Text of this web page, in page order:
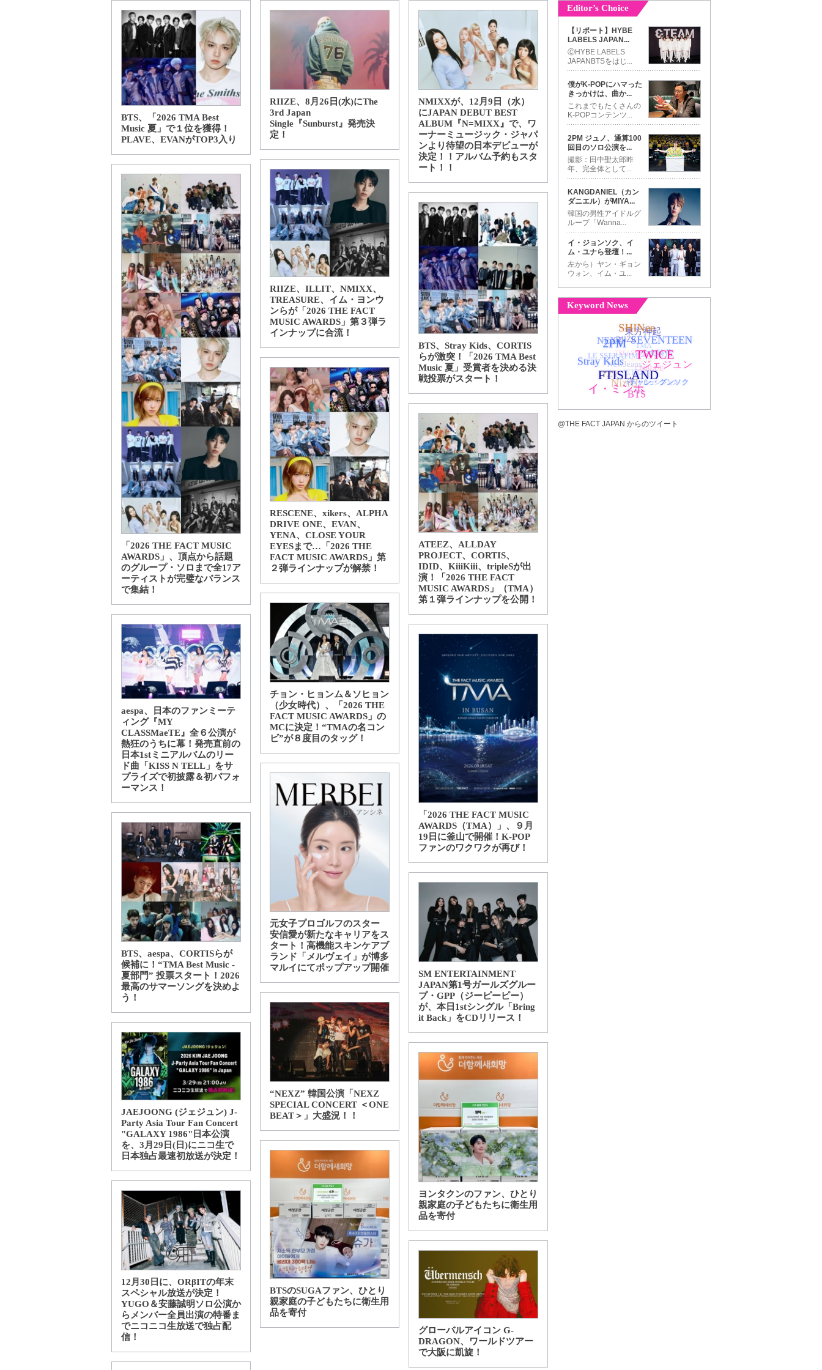
BTS、「2026 TMA Best
Music 夏」で１位を獲得！
PLAVE、EVANがTOP3入り
「2026 THE FACT MUSIC
AWARDS」、頂点から話題
のグループ・ソロまで全17ア
ーティストが完璧なバランス
で集結！
aespa、日本のファンミーテ
ィング『MY
CLASSMaeTE』全６公演が
熱狂のうちに幕！発売直前の
日本1stミニアルバムのリー
ド曲「KISS N TELL」をサ
プライズで初披露＆初パフォ
ーマンス！
BTS、aespa、CORTISらが
候補に！“TMA Best Music -
夏部門” 投票スタート！2026
最高のサマーソングを決めよ
う！
JAEJOONG (ジェジュン) J-
Party Asia Tour Fan Concert
"GALAXY 1986"日本公演
を、3月29日(日)にニコ生で
日本独占最速初放送が決定！
12月30日に、ORβITの年末
スペシャル放送が決定！
YUGO＆安藤誠明ソロ公演か
らメンバー全員出演の特番ま
でニコニコ生放送で独占配
信！
RIIZE、8月26日(水)にThe
3rd Japan
Single『Sunburst』発売決
定！
RIIZE、ILLIT、NMIXX、
TREASURE、イム・ヨンウ
ンらが「2026 THE FACT
MUSIC AWARDS」第３弾ラ
インナップに合流！
RESCENE、xikers、ALPHA
DRIVE ONE、EVAN、
YENA、CLOSE YOUR
EYESまで…「2026 THE
FACT MUSIC AWARDS」第
２弾ラインナップが解禁！
チョン・ヒョンム＆ソヒョン
（少女時代）、「2026 THE
FACT MUSIC AWARDS」の
MCに決定！“TMAの名コン
ビ”が８度目のタッグ！
元女子プロゴルフのスター
安信愛が新たなキャリアをス
タート！高機能スキンケアブ
ランド「メルヴェイ」が博多
マルイにてポップアップ開催
“NEXZ” 韓国公演「NEXZ
SPECIAL CONCERT ＜ONE
BEAT＞」大盛況！！
BTSのSUGAファン、ひとり
親家庭の子どもたちに衛生用
品を寄付
NMIXXが、12月9日（水）
にJAPAN DEBUT BEST
ALBUM『N=MIXX』で、ワ
ーナーミュージック・ジャパ
ンより待望の日本デビューが
決定！！アルバム予約もスタ
ート！！
BTS、Stray Kids、CORTIS
らが激突！「2026 TMA Best
Music 夏」受賞者を決める決
戦投票がスタート！
ATEEZ、ALLDAY
PROJECT、CORTIS、
IDID、KiiiKiii、tripleSが出
演！「2026 THE FACT
MUSIC AWARDS」（TMA）
第１弾ラインナップを公開！
「2026 THE FACT MUSIC
AWARDS（TMA）」、９月
19日に釜山で開催！K-POP
ファンのワクワクが再び！
SM ENTERTAINMENT
JAPAN第1号ガールズグルー
プ・GPP（ジーピーピー）
が、本日1stシングル「Bring
it Back」をCDリリース！
ヨンタクンのファン、ひとり
親家庭の子どもたちに衛生用
品を寄付
グローバルアイコン G-
DRAGON、ワールドツアー
で大阪に凱旋！
Editor’s Choice
【リポート】HYBE
LABELS JAPAN...
ⒸHYBE LABELS
JAPANBTSをはじ ...
僕がK-POPにハマった
きっかけは、曲か...
これまでもたくさんの
K-POPコンテンツ...
2PM ジュノ、通算100
回目のソロ公演を...
撮影：田中聖太郎昨
年、完全体として...
KANGDANIEL（カン
ダニエル）がMIYA...
韓国の男性アイドルグ
ループ「Wanna...
イ・ジョンソク、イ
ム・ユナら登壇！ ...
左から）ヤン・ギョン
ウォン、イム・ユ...
Keyword News
@THE FACT JAPAN からのツイート